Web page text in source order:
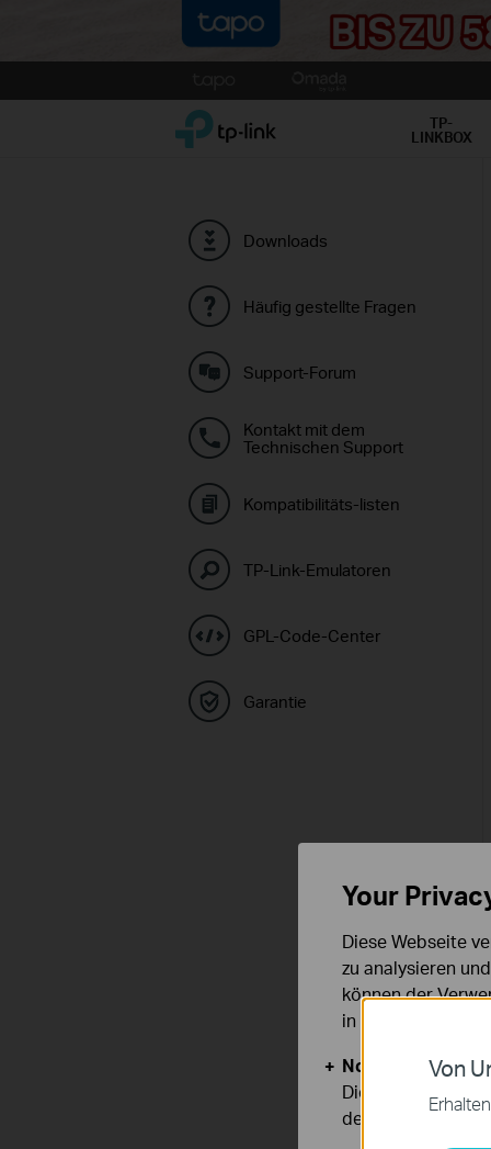
to
TP-Link, Reliably Smart TP-
LINKBOX
Downloads
Häufig gestellte Fragen
Support-Forum
Kontakt mit dem
Technischen Support
Kompatibilitäts-listen
TP-Link-Emulatoren
GPL-Code-Center
Garantie
Von
Your
Diese Webseite
zu analysieren
können der
in unseren
Notwendige
Diese Cookies
deaktiviert